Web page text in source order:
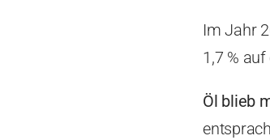
Im Jahr
1,7 %
Öl blieb